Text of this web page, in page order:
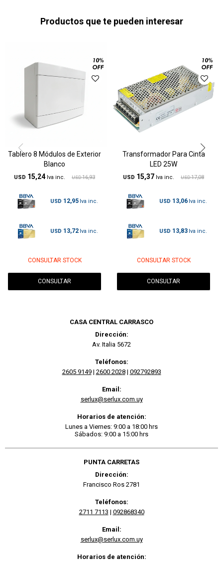
Productos que te pueden interesar
Tablero 8 Módulos de Exterior
Blanco
USD 15,24 USD 16,93
USD 12,95
USD 13,72
CONSULTAR STOCK
CONSULTAR
Transformador Para Cinta
LED 25W
USD 15,37 USD 17,08
USD 13,06
USD 13,83
CONSULTAR STOCK
CONSULTAR
CASA CENTRAL CARRASCO
Dirección:
Av. Italia 5672
Teléfonos:
2605 9149| 2600 2028| 092792893
Email:
serlux@serlux.com.uy
Horarios de atención:
Lunes a Viernes: 9:00 a 18:00 hrs
Sábados: 9:00 a 15:00 hrs
PUNTA CARRETAS
Dirección:
Francisco Ros 2781
Teléfonos:
2711 7113 | 092868340
Email:
serlux@serlux.com.uy
Horarios de atención: